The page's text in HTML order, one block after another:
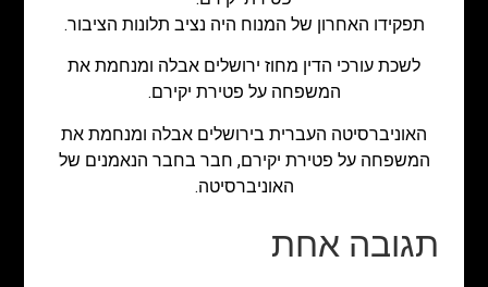
תפקידו האחרון של המנוח היה נציב תלונות הציבור.
לשכת עורכי הדין מחוז ירושלים אבלה ומנחמת את
המשפחה על פטירת יקירם.
האוניברסיטה העברית בירושלים אבלה ומנחמת את
המשפחה על פטירת יקירם, חבר בחבר הנאמנים של
האוניברסיטה.
תגובה אחת